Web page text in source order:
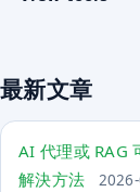
最新文章
AI 代理或 RAG
解決方法